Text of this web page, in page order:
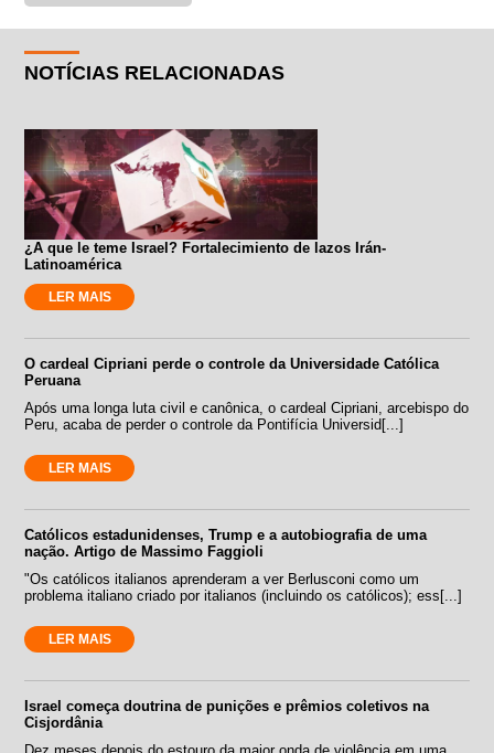
NOTÍCIAS RELACIONADAS
¿A que le teme Israel? Fortalecimiento de lazos Irán-
Latinoamérica
LER MAIS
O cardeal Cipriani perde o controle da Universidade Católica
Peruana
Após uma longa luta civil e canônica, o cardeal Cipriani, arcebispo do
Peru, acaba de perder o controle da Pontifícia Universid[...]
LER MAIS
Católicos estadunidenses, Trump e a autobiografia de uma
nação. Artigo de Massimo Faggioli
"Os católicos italianos aprenderam a ver Berlusconi como um
problema italiano criado por italianos (incluindo os católicos); ess[...]
LER MAIS
Israel começa doutrina de punições e prêmios coletivos na
Cisjordânia